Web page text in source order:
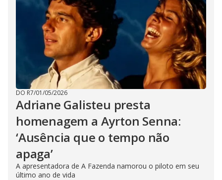
DO R7/01/05/2026
Adriane Galisteu presta
homenagem a Ayrton Senna:
‘Ausência que o tempo não
apaga’
A apresentadora de A Fazenda namorou o piloto em seu
último ano de vida